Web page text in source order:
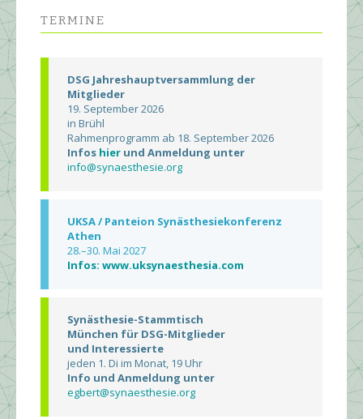
TERMINE
DSG Jahreshauptversammlung der
Mitglieder
19. September 2026
in Brühl
Rahmenprogramm ab 18. September 2026
Infos hier und Anmeldung unter
info@synaesthesie.org
UKSA / Panteion Synästhesiekonferenz
Athen
28.–30. Mai 2027
Infos: www.uksynaesthesia.com
Synästhesie-Stammtisch
München für DSG-Mitglieder
und Interessierte
jeden 1. Di im Monat, 19 Uhr
Info und Anmeldung unter
egbert@synaesthesie.org